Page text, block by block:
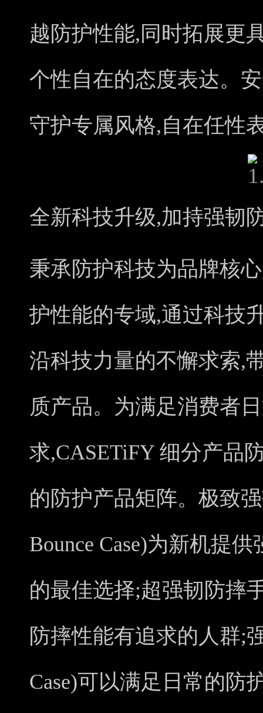
越防护性能,同时拓展更
个性自在的态度表达。
守护专属风格,自在任性
全新科技升级,加持强韧
秉承防护科技为品牌核
护性能的专域,通过科技
沿科技力量的不懈求索,
质产品。为满足消费者
求,CASETiFY 细分产品
的防护产品矩阵。极致
Bounce Case)为新机提
的最佳选择;超强韧防摔
防摔性能有追求的人群;
Case)可以满足日常的防